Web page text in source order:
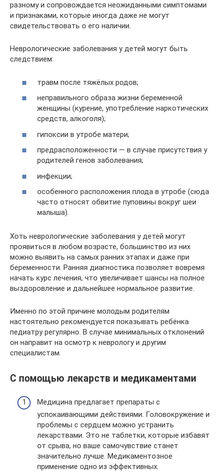
разному и сопровождается неожиданными симптомами
и признаками, которые иногда даже не могут
свидетельствовать о его наличии.
Неврологические заболевания у детей могут быть
следствием:
травм после тяжёлых родов;
неправильного образа жизни беременной
женщины (курение, употребление наркотических
средств, алкоголя);
гипоксии в утробе матери;
предрасположенности — в случае присутствия у
родителей генов заболевания;
инфекции;
особенного расположения плода в утробе (сюда
часто относят обвитие пуповины вокруг шеи
малыша).
Хоть неврологические заболевания у детей могут
проявиться в любом возрасте, большинство из них
можно выявить на самых ранних этапах и даже при
беременности. Ранняя диагностика позволяет вовремя
начать курс лечения, что увеличивает шансы на полное
выздоровление и дальнейшее нормальное развитие.
Именно по этой причине молодым родителям
настоятельно рекомендуется показывать ребёнка
педиатру регулярно. В случае минимальных отклонений
он направит на осмотр к неврологу и другим
специалистам.
С помощью лекарств и медикаментами
Медицина предлагает препараты с
успокаивающими действиями. Головокружение и
проблемы с сердцем можно устранить
лекарствами. Это не таблетки, которые избавят
от срыва, но ваше самочувствие станет
значительно лучше. Медикаментозное
применение одно из эффективных.